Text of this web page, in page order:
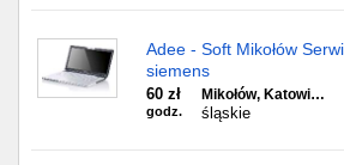
Adee - Soft Mikołów
siemens
60 zł
godz.
Mikołów, Katowi…
śląskie